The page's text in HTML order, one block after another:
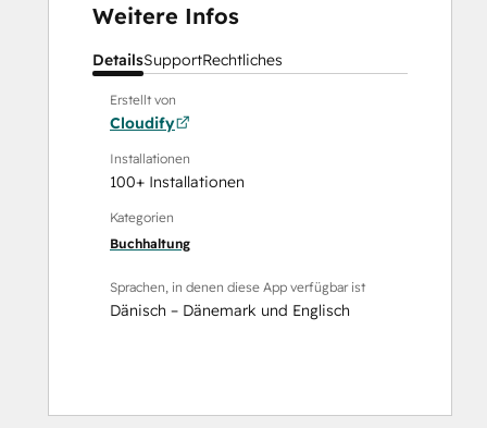
Weitere Infos
DetailsSupportRechtliches
Erstellt von
Cloudify
Installationen
100+ Installationen
Kategorien
Buchhaltung
Sprachen, in denen diese App verfügbar ist
Dänisch – Dänemark und Englisch